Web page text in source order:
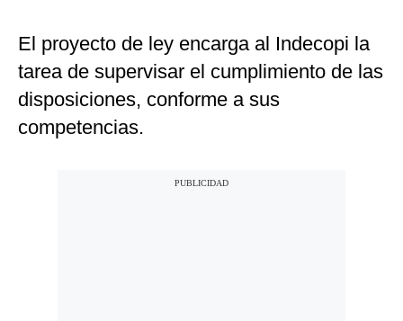
El proyecto de ley encarga al Indecopi la
tarea de supervisar el cumplimiento de las
disposiciones, conforme a sus
competencias.